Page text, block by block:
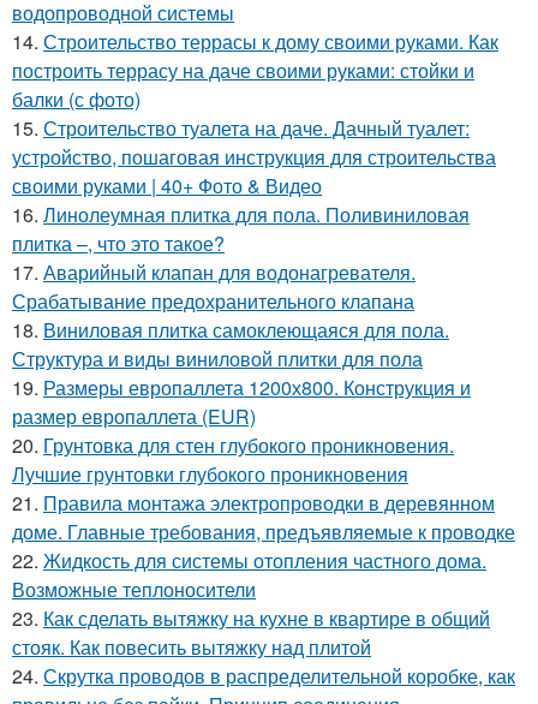
водопроводной системы
14. Строительство террасы к дому своими руками. Как
построить террасу на даче своими руками: стойки и
балки (с фото)
15. Строительство туалета на даче. Дачный туалет:
устройство, пошаговая инструкция для строительства
своими руками | 40+ Фото & Видео
16. Линолеумная плитка для пола. Поливиниловая
плитка –, что это такое?
17. Аварийный клапан для водонагревателя.
Срабатывание предохранительного клапана
18. Виниловая плитка самоклеющаяся для пола.
Структура и виды виниловой плитки для пола
19. Размеры европаллета 1200х800. Конструкция и
размер европаллета (EUR)
20. Грунтовка для стен глубокого проникновения.
Лучшие грунтовки глубокого проникновения
21. Правила монтажа электропроводки в деревянном
доме. Главные требования, предъявляемые к проводке
22. Жидкость для системы отопления частного дома.
Возможные теплоносители
23. Как сделать вытяжку на кухне в квартире в общий
стояк. Как повесить вытяжку над плитой
24. Скрутка проводов в распределительной коробке, как